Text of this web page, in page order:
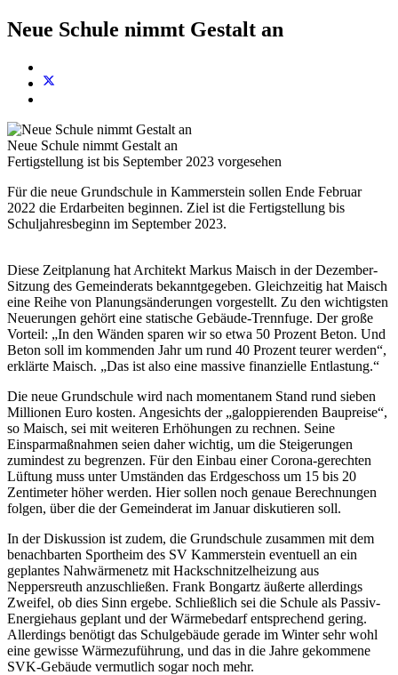
Neue Schule nimmt Gestalt an
Neue Schule nimmt Gestalt an
Fertigstellung ist bis September 2023 vorgesehen
Für die neue Grundschule in Kammerstein sollen Ende Februar
2022 die Erdarbeiten beginnen. Ziel ist die Fertigstellung bis
Schuljahresbeginn im September 2023.
Diese Zeitplanung hat Architekt Markus Maisch in der Dezember-
Sitzung des Gemeinderats bekanntgegeben. Gleichzeitig hat Maisch
eine Reihe von Planungsänderungen vorgestellt. Zu den wichtigsten
Neuerungen gehört eine statische Gebäude-Trennfuge. Der große
Vorteil: „In den Wänden sparen wir so etwa 50 Prozent Beton. Und
Beton soll im kommenden Jahr um rund 40 Prozent teurer werden“,
erklärte Maisch. „Das ist also eine massive finanzielle Entlastung.“
Die neue Grundschule wird nach momentanem Stand rund sieben
Millionen Euro kosten. Angesichts der „galoppierenden Baupreise“,
so Maisch, sei mit weiteren Erhöhungen zu rechnen. Seine
Einsparmaßnahmen seien daher wichtig, um die Steigerungen
zumindest zu begrenzen. Für den Einbau einer Corona-gerechten
Lüftung muss unter Umständen das Erdgeschoss um 15 bis 20
Zentimeter höher werden. Hier sollen noch genaue Berechnungen
folgen, über die der Gemeinderat im Januar diskutieren soll.
In der Diskussion ist zudem, die Grundschule zusammen mit dem
benachbarten Sportheim des SV Kammerstein eventuell an ein
geplantes Nahwärmenetz mit Hackschnitzelheizung aus
Neppersreuth anzuschließen. Frank Bongartz äußerte allerdings
Zweifel, ob dies Sinn ergebe. Schließlich sei die Schule als Passiv-
Energiehaus geplant und der Wärmebedarf entsprechend gering.
Allerdings benötigt das Schulgebäude gerade im Winter sehr wohl
eine gewisse Wärmezuführung, und das in die Jahre gekommene
SVK-Gebäude vermutlich sogar noch mehr.